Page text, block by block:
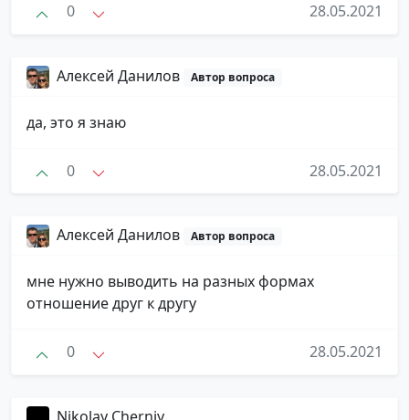
0 28.05.2021
Алексей Данилов Автор вопроса
да, это я знаю
0 28.05.2021
Алексей Данилов Автор вопроса
мне нужно выводить на разных формах
отношение друг к другу
0 28.05.2021